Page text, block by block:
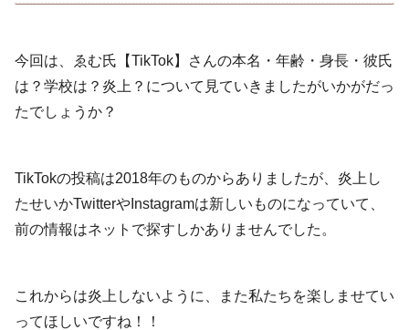
今回は、ゑむ氏【TikTok】さんの本名・年齢・身長・彼氏
は？学校は？炎上？について見ていきましたがいかがだっ
たでしょうか？
TikTokの投稿は2018年のものからありましたが、炎上し
たせいかTwitterやInstagramは新しいものになっていて、
前の情報はネットで探すしかありませんでした。
これからは炎上しないように、また私たちを楽しませてい
ってほしいですね！！